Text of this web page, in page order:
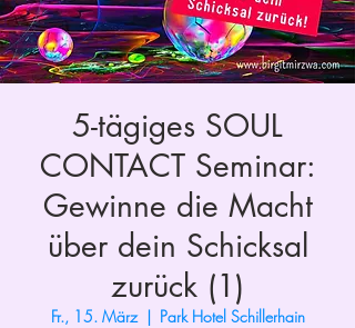
5-tägiges SOUL
CONTACT Seminar:
Gewinne die Macht
über dein Schicksal
zurück (1)
Fr., 15. März
  |
Park Hotel Schillerhain